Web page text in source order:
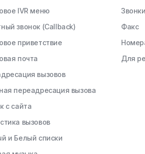
IVR меню
звонок (Callback)
приветствие
почта
вызовов
переадресация вызова
с сайта
вызовов
и Белый списки
Факс
Для